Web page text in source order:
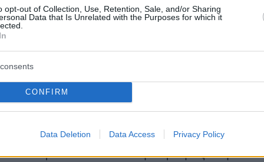
opt-out of Collection, Use, Retention, Sale, and/or Sharing
Data that Is Unrelated with the Purposes for which it
CONFIRM
Data Deletion Data Access Privacy Policy
του 2021 είχε «κλείσει» πάνω από τα 53
λεπτά η ελληνική αποστολή έκανε το
σε δύο αγωνίσματα (είχαν προηγηθεί οι
διοργάνωση, εκ των οποίων τα πέντε είχε
κερδίσει συνολικά η χώρα μας στην